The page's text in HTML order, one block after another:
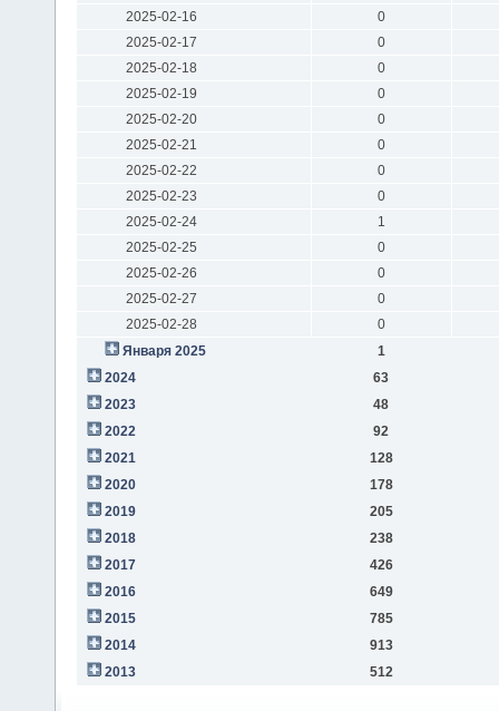
2025-02-16
0
2025-02-17
0
2025-02-18
0
2025-02-19
0
2025-02-20
0
2025-02-21
0
2025-02-22
0
2025-02-23
0
2025-02-24
1
2025-02-25
0
2025-02-26
0
2025-02-27
0
2025-02-28
0
Января 2025
1
2024
63
2023
48
2022
92
2021
128
2020
178
2019
205
2018
238
2017
426
2016
649
2015
785
2014
913
2013
512